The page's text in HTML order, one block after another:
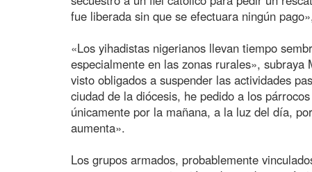
fue liberada sin que se efectuara ningún
«Los yihadistas nigerianos llevan tiempo
especialmente en las zonas rurales»,
visto obligados a suspender las actividades
ciudad de la diócesis, he pedido a los
únicamente por la mañana, a la luz del día,
aumenta».
Los grupos armados, probablemente